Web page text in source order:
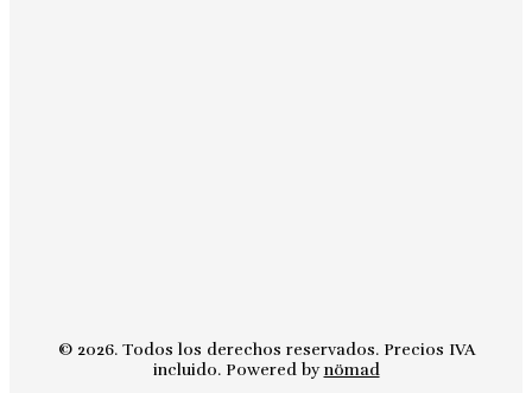
© 2026. Todos los derechos reservados. Precios IVA
incluido. Powered bynömad